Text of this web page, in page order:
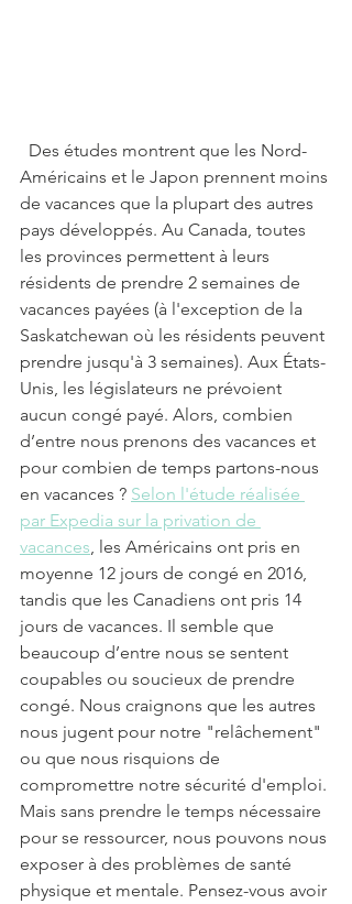
Américains et le Japon prennent moins
de vacances que la plupart des autres
pays développés. Au Canada, toutes
les provinces permettent à leurs
résidents de prendre 2 semaines de
vacances payées (à l'exception de la
Saskatchewan où les résidents peuvent
prendre jusqu'à 3 semaines). Aux États-
Unis, les législateurs ne prévoient
aucun congé payé. Alors, combien
d’entre nous prenons des vacances et
pour combien de temps partons-nous
en vacances ? Selon l'étude réalisée
par Expedia sur la privation de
vacances , les Américains ont pris en
moyenne 12 jours de congé en 2016,
tandis que les Canadiens ont pris 14
jours de vacances. Il semble que
beaucoup d’entre nous se sentent
coupables ou soucieux de prendre
congé. Nous craignons que les autres
nous jugent pour notre "relâchement"
ou que nous risquions de
compromettre notre sécurité d'emploi.
Mais sans prendre le temps nécessaire
pour se ressourcer, nous pouvons nous
exposer à des problèmes de santé
physique et mentale. Pensez-vous avoir